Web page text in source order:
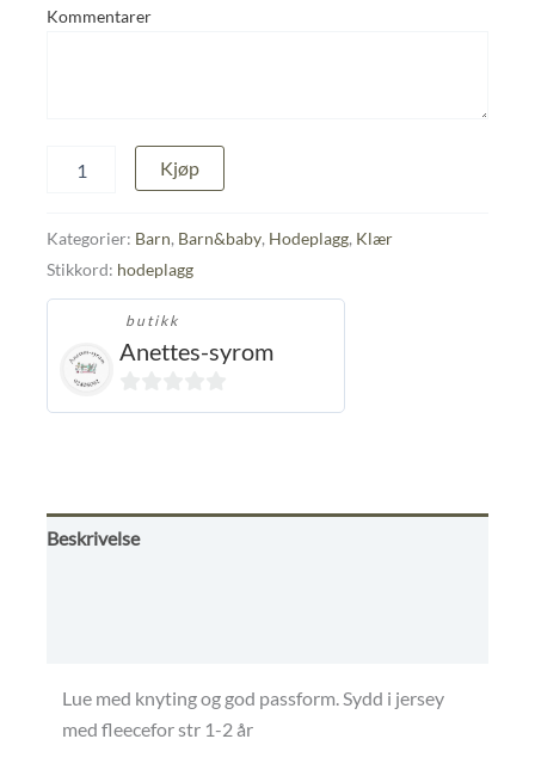
Kommentarer
antall
Kjøp
Kategorier: Barn, Barn&baby, Hodeplagg, Klær
Stikkord: hodeplagg
butikk
Anettes-syrom
0
Beskrivelse
Lue med knyting og god passform. Sydd i jersey
med fleecefor str 1-2 år